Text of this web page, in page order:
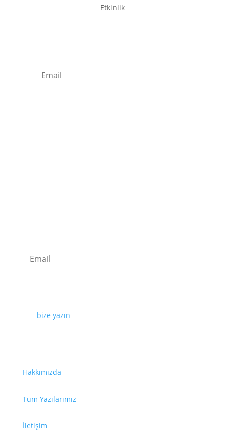
Etkinlik
bize yazın
Hakkımızda
Tüm Yazılarımız
İletişim